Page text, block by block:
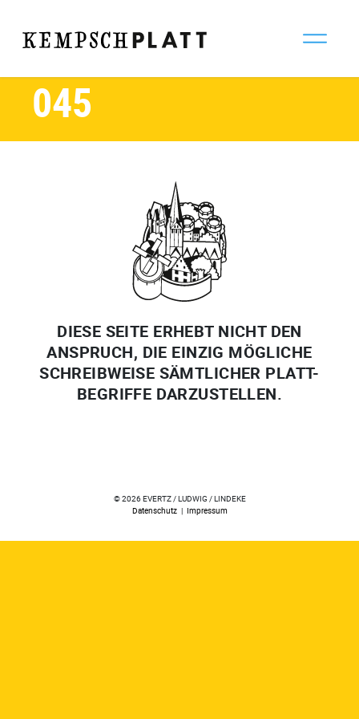
Oktober 2024 ZURÜCK
045
DIESE SEITE ERHEBT NICHT DEN
ANSPRUCH, DIE EINZIG MÖGLICHE
SCHREIBWEISE SÄMTLICHER PLATT-
BEGRIFFE DARZUSTELLEN.
© 2026 EVERTZ / LUDWIG / LINDEKE
Datenschutz | Impressum